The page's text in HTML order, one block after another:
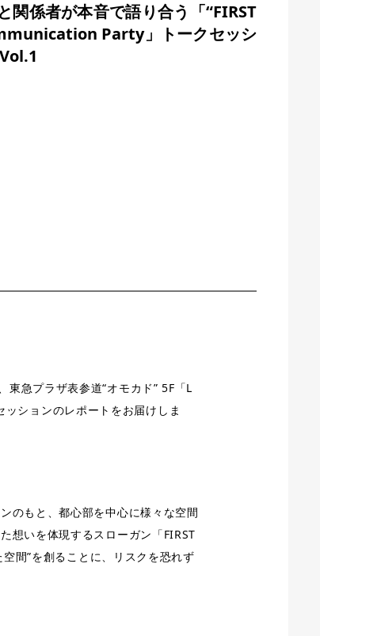
関係者が本音で語り合う「“FIRST
Party」トークセッシ
急プラザ表参道“オモカド” 5F「L
ションのレポートをお届けしま
のもと、都⼼部を中⼼に様々な空間
想いを体現するスローガン「FIRST
間”を創ることに、リスクを恐れず